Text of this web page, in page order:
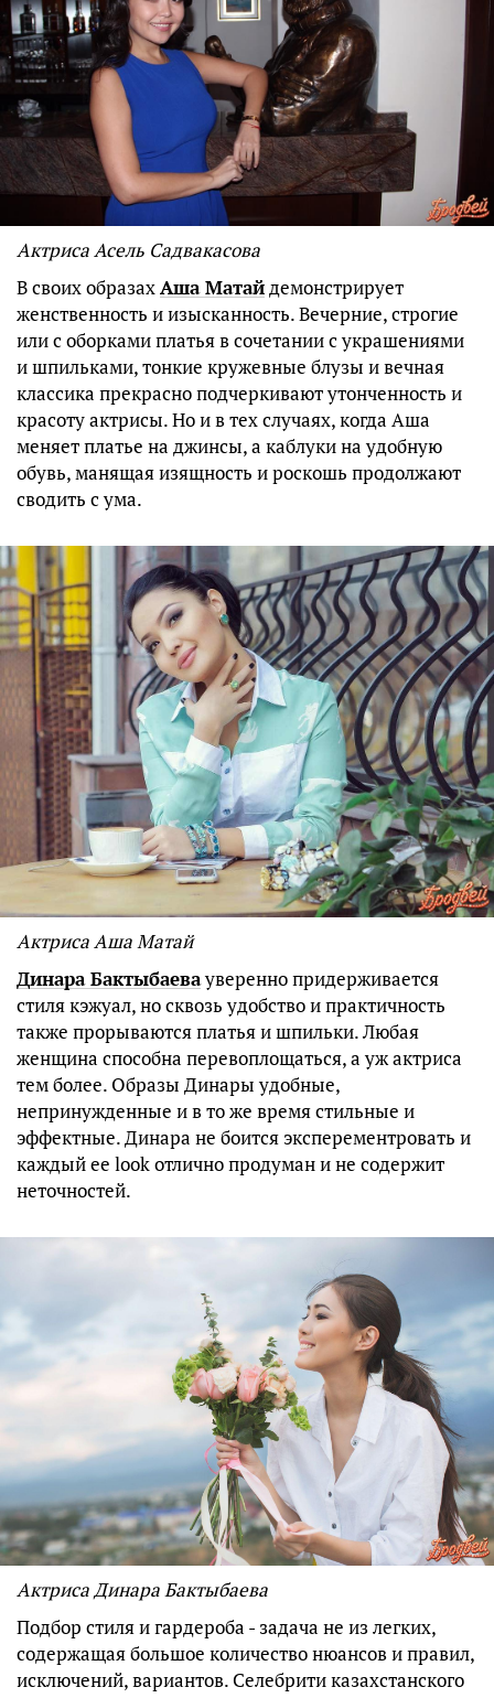
Актриса Асель Садвакасова
В своих образахАша Матайдемонстрирует
женственность и изысканность. Вечерние, строгие
или с оборками платья в сочетании с украшениями
и шпильками, тонкие кружевные блузы и вечная
классика прекрасно подчеркивают утонченность и
красоту актрисы. Но и в тех случаях, когда Аша
меняет платье на джинсы, а каблуки на удобную
обувь, манящая изящность и роскошь продолжают
сводить с ума.
Актриса Аша Матай
Динара Бактыбаевауверенно придерживается
стиля кэжуал, но сквозь удобство и практичность
также прорываются платья и шпильки. Любая
женщина способна перевоплощаться, а уж актриса
тем более. Образы Динары удобные,
непринужденные и в то же время стильные и
эффектные. Динара не боится эксперементровать и
каждый ее look отлично продуман и не содержит
неточностей.
Актриса Динара Бактыбаева
Подбор стиля и гардероба - задача не из легких,
содержащая большое количество нюансов и правил,
исключений, вариантов. Селебрити казахстанского